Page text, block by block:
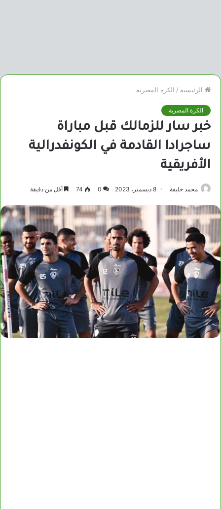
الرئيسية / الكرة المصرية
الكرة المصرية
خبر سار للزمالك قبل مباراة
ساجرادا القادمة في الكونفدرالية
الأفريقية
محمد خليفة 8 ديسمبر، 2023 0
74 أقل من دقيقة